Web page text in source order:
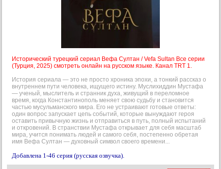
Исторический турецкий сериал Вефа Султан / Vefa Sultan Все серии
(Турция, 2025) смотреть онлайн на русском языке. Канал TRT 1.
История сериала — это не просто хроника эпохи, а тонкий рассказ о
внутреннем пути человека, ищущего истину. Муслихиддин Мустафа
— ученый, мыслитель и странник духа, живущий в переломное
время, когда Константинополь меняет свою судьбу и становится
частью мусульманского мира. Его не устраивают готовые ответы:
один вопрос запускает цепь событий, которые вынуждают героя
оставить привычную жизнь и отправиться в путь, полный испытаний
и откровений. В странствии Мустафа открывает для себя масштаб
мира, учится понимать людей и самого себя, постепенно обретая
имя Вефа Султан — духовный символ своего времени...
Добавлена 1-46 серия (русская озвучка).